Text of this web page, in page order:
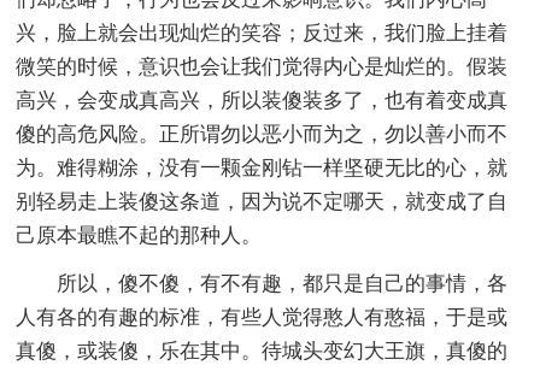
兴，脸上就会出现灿烂的笑容；反过来，我们脸上挂着
微笑的时候，意识也会让我们觉得内心是灿烂的。假装
高兴，会变成真高兴，所以装傻装多了，也有着变成真
傻的高危风险。正所谓勿以恶小而为之，勿以善小而不
为。难得糊涂，没有一颗金刚钻一样坚硬无比的心，就
别轻易走上装傻这条道，因为说不定哪天，就变成了自
己原本最瞧不起的那种人。
所以，傻不傻，有不有趣，都只是自己的事情，各
人有各的有趣的标准，有些人觉得憨人有憨福，于是或
真傻，或装傻，乐在其中。待城头变幻大王旗，真傻的